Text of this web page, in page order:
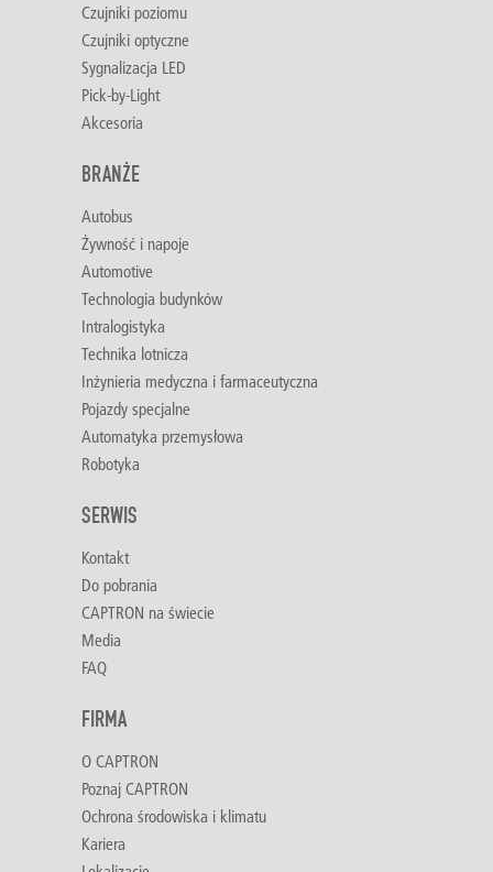
Czujniki poziomu
Czujniki optyczne
Sygnalizacja LED
Pick-by-Light
Akcesoria
BRANŻE
Autobus
Żywność i napoje
Automotive
Technologia budynków
Intralogistyka
Technika lotnicza
Inżynieria medyczna i farmaceutyczna
Pojazdy specjalne
Automatyka przemysłowa
Robotyka
SERWIS
Kontakt
Do pobrania
CAPTRON na świecie
Media
FAQ
FIRMA
O CAPTRON
Poznaj CAPTRON
Ochrona środowiska i klimatu
Kariera